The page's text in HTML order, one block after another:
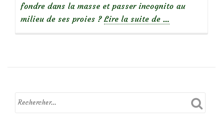
fondre dans la masse et passer incognito au
milieu de ses proies ? Lire la suite de
une
de
coccinelle
…